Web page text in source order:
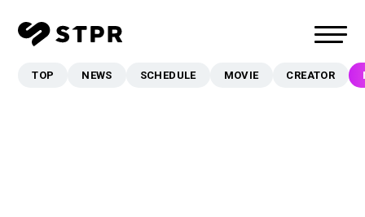
TOP NEWS SCHEDULE MOVIE CREATOR
TOP